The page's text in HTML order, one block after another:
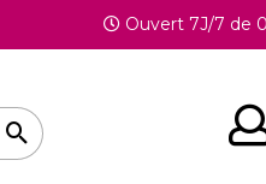
Ouvert 7J/7 de